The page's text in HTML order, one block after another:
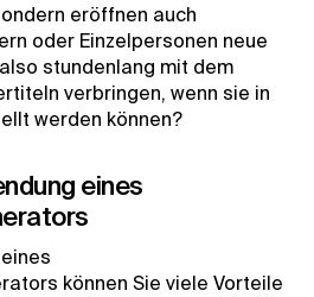
eröffnen auch
oder Einzelpersonen neue
stundenlang mit dem
verbringen, wenn sie in
werden können?
eines
können Sie viele Vorteile